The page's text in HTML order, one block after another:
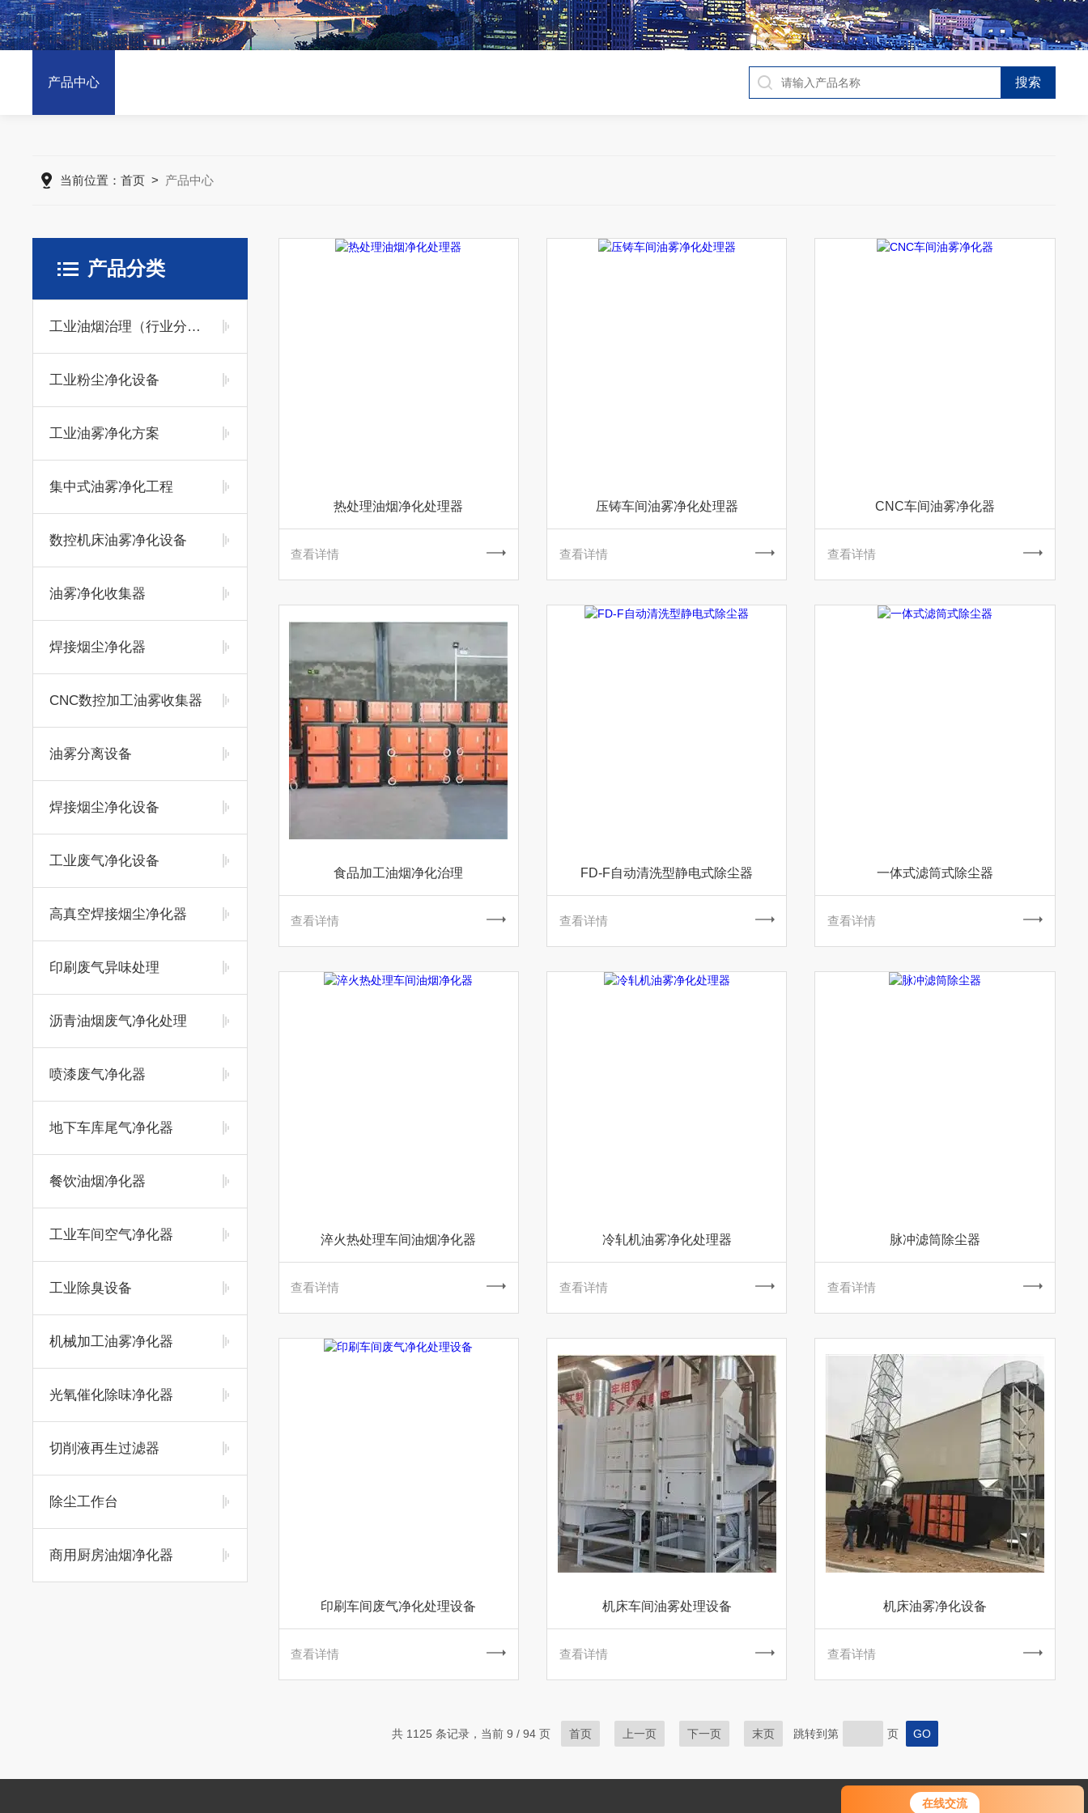
在线交流
产品中心
当前位置：首页 > 产品中心
产品分类
工业油烟治理（行业分类）
工业粉尘净化设备
工业油雾净化方案
集中式油雾净化工程
数控机床油雾净化设备
油雾净化收集器
焊接烟尘净化器
CNC数控加工油雾收集器
油雾分离设备
焊接烟尘净化设备
工业废气净化设备
高真空焊接烟尘净化器
印刷废气异味处理
沥青油烟废气净化处理
喷漆废气净化器
地下车库尾气净化器
餐饮油烟净化器
工业车间空气净化器
工业除臭设备
机械加工油雾净化器
光氧催化除味净化器
切削液再生过滤器
除尘工作台
商用厨房油烟净化器
热处理油烟净化处理器
查看详情
压铸车间油雾净化处理器
查看详情
CNC车间油雾净化器
查看详情
食品加工油烟净化治理
查看详情
FD-F自动清洗型静电式除尘器
查看详情
一体式滤筒式除尘器
查看详情
淬火热处理车间油烟净化器
查看详情
冷轧机油雾净化处理器
查看详情
脉冲滤筒除尘器
查看详情
印刷车间废气净化处理设备
查看详情
机床车间油雾处理设备
查看详情
机床油雾净化设备
查看详情
共 1125 条记录，当前 9 / 94 页 首页 上一页 下一页 末页 跳转到第 页